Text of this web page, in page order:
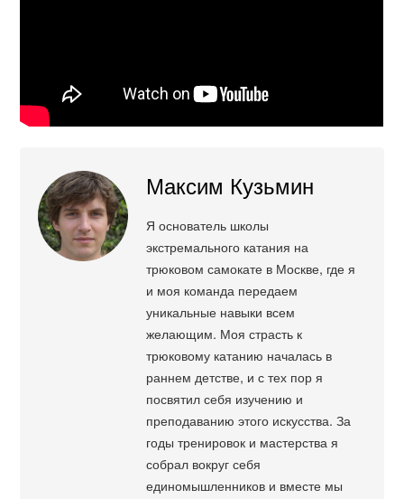
Максим Кузьмин
Я основатель школы
экстремального катания на
трюковом самокате в Москве, где я
и моя команда передаем
уникальные навыки всем
желающим. Моя страсть к
трюковому катанию началась в
раннем детстве, и с тех пор я
посвятил себя изучению и
преподаванию этого искусства. За
годы тренировок и мастерства я
собрал вокруг себя
единомышленников и вместе мы